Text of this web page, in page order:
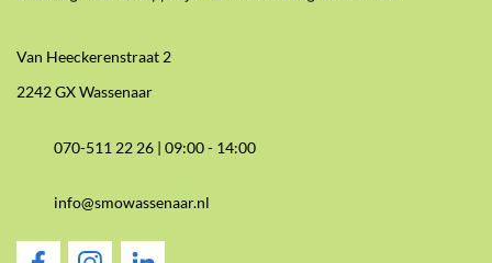
Van Heeckerenstraat 2
2242 GX Wassenaar
070-511 22 26 |09:00 - 14:00
info@smowassenaar.nl